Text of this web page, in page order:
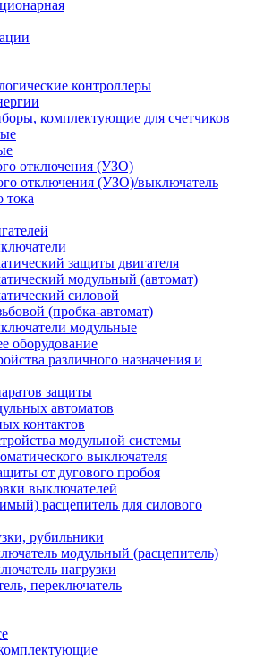
контроллеры
комплектующие для счетчиков
отключения (УЗО)
отключения (УЗО)/выключатель
тока
защиты двигателя
модульный (автомат)
силовой
(пробка-автомат)
модульные
оборудование
различного назначения и
защиты
автоматов
контактов
модульной системы
выключателя
от дугового пробоя
выключателей
расцепитель для силового
рубильники
модульный (расцепитель)
нагрузки
переключатель